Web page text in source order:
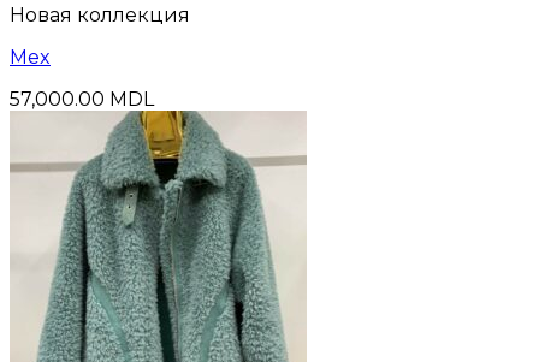
Новая коллекция
Mex
57,000.00 MDL